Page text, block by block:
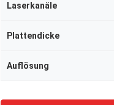
Laserkanäle
Plattendicke
Auflösung